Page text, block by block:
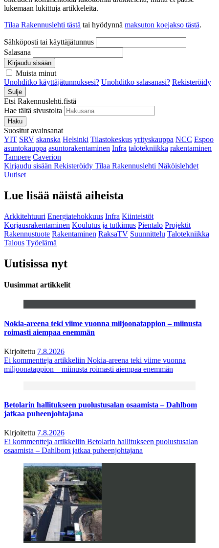
lukemaan lukittuja artikkeleita.
Tilaa Rakennuslehti tästä tai hyödynnä maksuton koejakso tästä.
Sähköposti tai käyttäjätunnus
Salasana
Kirjaudu sisään
Muista minut
Unohditko käyttäjätunnuksesi? Unohditko salasanasi? Rekisteröidy
Sulje
Etsi Rakennuslehti.fistä
Hae tältä sivustolta
Haku
Suositut avainsanat
YIT SRV skanska Helsinki Tilastokeskus yrityskauppa NCC Espoo
asuntokauppa asuntorakentaminen Infra talotekniikka rakentaminen
Tampere Caverion
Kirjaudu sisään Rekisteröidy Tilaa Rakennuslehti Näköislehdet
Uutiset
Lue lisää näistä aiheista
Arkkitehtuuri Energiatehokkuus Infra Kiinteistöt
Korjausrakentaminen Koulutus ja tutkimus Pientalo Projektit
Rakennustuote Rakentaminen RaksaTV Suunnittelu Talotekniikka
Talous Työelämä
Uutisissa nyt
Uusimmat artikkelit
Nokia-areena teki viime vuonna miljoonatappion – miinusta
roimasti aiempaa enemmän
Kirjoitettu 7.8.2026
Ei kommentteja artikkeliin Nokia-areena teki viime vuonna
miljoonatappion – miinusta roimasti aiempaa enemmän
Betolarin hallitukseen puolustusalan osaamista – Dahlbom
jatkaa puheenjohtajana
Kirjoitettu 7.8.2026
Ei kommentteja artikkeliin Betolarin hallitukseen puolustusalan
osaamista – Dahlbom jatkaa puheenjohtajana